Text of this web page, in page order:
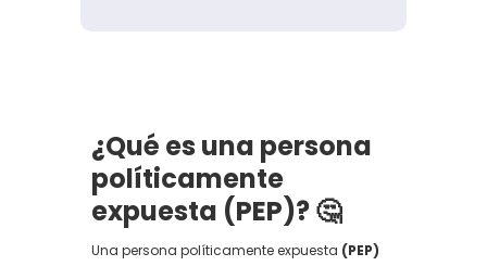
¿Qué es una persona
políticamente
expuesta (PEP)?🤔
Una persona políticamente expuesta (PEP)